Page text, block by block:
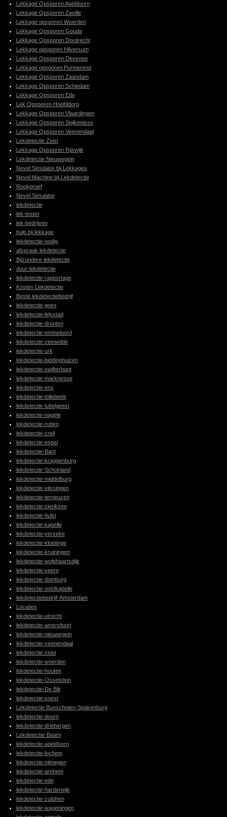
Lekkage Opsporen Apeldoorn
Lekkage Opsporen Zwolle
Lekkage opsporen Woerden
Lekkage Opsporen Gouda
Lekkage Opsporen Dordrecht
Lekkage opsporen Hilversum
Lekkage Opsporen Deventer
Lekkage opsporen Purmerend
Lekkage Opsporen Zaandam
Lekkage Opsporen Schiedam
Lekkage Opsporen Ede
Lek Opsporen Hoofddorp
Lekkage Opsporen Vlaardingen
Lekkage Opsporen Spijkenisse
Lekkage Opsporen Veenendaal
Lekdetectie Zeist
Lekkage Opsporen Rijswijk
Lekdetectie Nieuwegein
Nevel Simulator bij Lekkages
Nevel Machine bij Lekdetectie
Rookproef
Nevel Simulator
lekdetectie
lek-tester
lek-bedrijven
hulp bij lekkage
lekdetectie-nodig
afspraak lekdetectie
Bijzondere lekdetectie
duur-lekdetectie
lekdetectie-rapportage
Kosten Lekdetectie
Beste lekdetectiebedrijf
lekdetectie-goes
lekdetectie-lelystad
lekdetectie-dronten
lekdetectie-emmeloord
lekdetectie-zeewolde
lekdetectie-urk
lekdetectie-biddinghuizen
lekdetectie-swifterbant
lekdetectie-marknesse
lekdetectie-ens
lekdetectie-tollebeek
lekdetectie-luttelgeest
lekdetectie-nagele
lekdetectie-rutten
lekdetectie-creil
lekdetectie-espel
lekdetectie-Bant
lekdetectie-kraggenburg
lekdetectie-Schokland
lekdetectie-middelburg
lekdetectie-vlissingen
lekdetectie-terneuzen
lekdetectie-zierikzee
lekdetectie-hulst
lekdetectie-kapelle
lekdetectie-yerseke
lekdetectie-kloetinge
lekdetectie-kruiningen
lekdetectie-wolphaartsdijk
lekdetectie-veere
lekdetectie-domburg
lekdetectie-oostkapelle
lekdetectiebedrijf-Amsterdam
Locaties
lekdetectie-utrecht
lekdetectie-amersfoort
lekdetectie-nieuwegein
lekdetectie-veenendaal
lekdetectie-zeist
lekdetectie-woerden
lekdetectie-houten
lekdetectie-IJsselstein
lekdetectie-De Bilt
lekdetectie-soest
Lekdetectie Bunschoten-Spakenburg
lekdetectie-doorn
lekdetectie-driebergen
Lekdetectie-Baarn
lekdetectie-apeldoorn
lekdetectie-lochem
lekdetectie-nijmegen
lekdetectie-arnhem
lekdetectie-ede
lekdetectie-harderwijk
lekdetectie-zutphen
lekdetectie-wageningen